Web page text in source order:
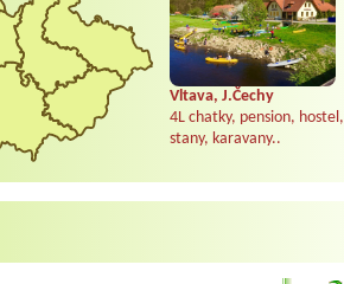
Vltava, J.Čechy
4L chatky, pension, hostel,
stany, karavany..